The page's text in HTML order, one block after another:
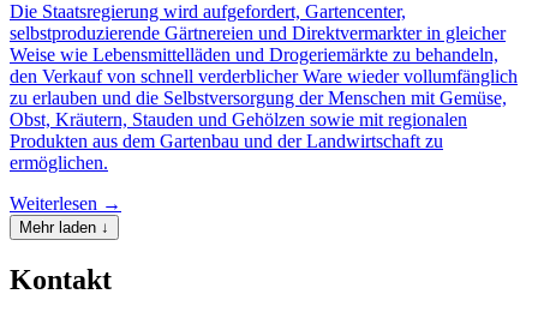
Die Staatsregierung wird aufgefordert, Gartencenter,
selbstproduzierende Gärtnereien und Direktvermarkter in gleicher
Weise wie Lebensmittelläden und Drogeriemärkte zu behandeln,
den Verkauf von schnell verderblicher Ware wieder vollumfänglich
zu erlauben und die Selbstversorgung der Menschen mit Gemüse,
Obst, Kräutern, Stauden und Gehölzen sowie mit regionalen
Produkten aus dem Gartenbau und der Landwirtschaft zu
ermöglichen.
Weiterlesen →
Mehr laden ↓
Kontakt